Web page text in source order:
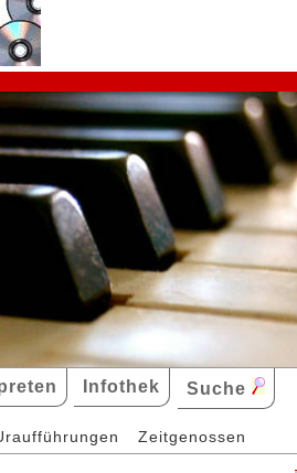
Infothek Suche
Zeitgenossen